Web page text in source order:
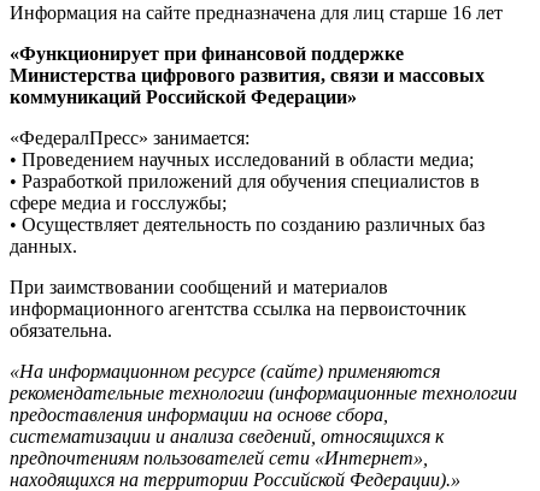
Информация на сайте предназначена для лиц старше 16 лет
«Функционирует при финансовой поддержке
Министерства цифрового развития, связи и массовых
коммуникаций Российской Федерации»
«ФедералПресс» занимается:
• Проведением научных исследований в области медиа;
• Разработкой приложений для обучения специалистов в
сфере медиа и госслужбы;
• Осуществляет деятельность по созданию различных баз
данных.
При заимствовании сообщений и материалов
информационного агентства ссылка на первоисточник
обязательна.
«На информационном ресурсе (сайте) применяются
рекомендательные технологии (информационные технологии
предоставления информации на основе сбора,
систематизации и анализа сведений, относящихся к
предпочтениям пользователей сети «Интернет»,
находящихся на территории Российской Федерации).»